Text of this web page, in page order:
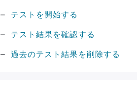
テストを開始する
テスト結果を確認する
過去のテスト結果を削除する